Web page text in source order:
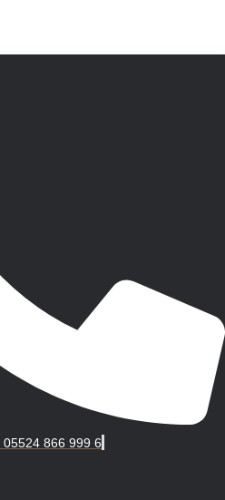
05524 866 999 6